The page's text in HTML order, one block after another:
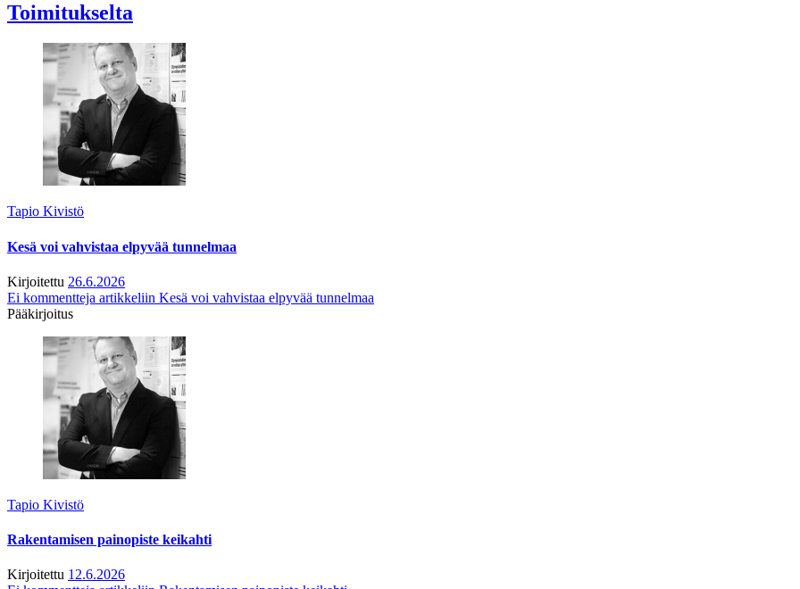
Toimitukselta
Tapio Kivistö
Kesä voi vahvistaa elpyvää tunnelmaa
Kirjoitettu 26.6.2026
Ei kommentteja artikkeliin Kesä voi vahvistaa elpyvää tunnelmaa
Pääkirjoitus
Tapio Kivistö
Rakentamisen painopiste keikahti
Kirjoitettu 12.6.2026